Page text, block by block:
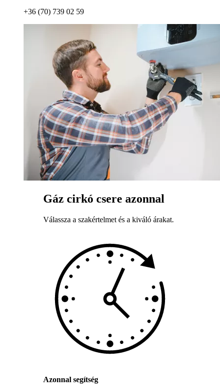
+36 (70) 739 02 59
Gáz cirkó csere azonnal
Válassza a szakértelmet és a kiváló árakat.
Azonnal segítség